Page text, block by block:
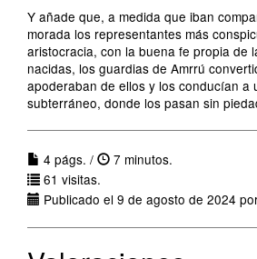
Y añade que, a medida que iban
morada los representantes más
aristocracia, con la buena fe propia de
nacidas, los guardias de Amrrú
apoderaban de ellos y los conducían a
subterráneo, donde los pasan sin
4 págs. /
7 minutos.
61 visitas.
Publicado el 9 de agosto de 2024